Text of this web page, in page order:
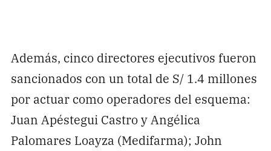
Además, cinco directores ejecutivos fueron
sancionados con un total de S/ 1.4 millones
por actuar como operadores del esquema:
Juan Apéstegui Castro y Angélica
Palomares Loayza (Medifarma); John